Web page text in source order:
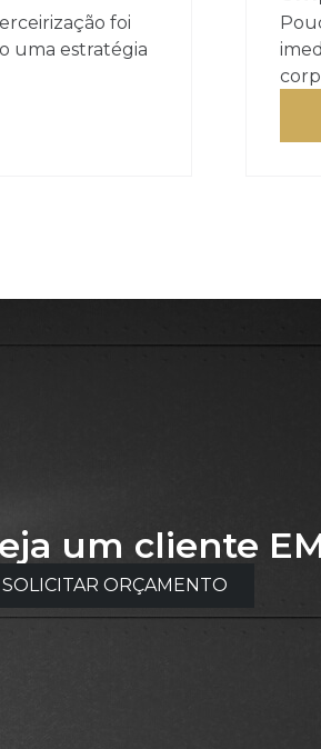
foi
uma estratégia
um cliente
SOLICITAR ORÇAMENTO